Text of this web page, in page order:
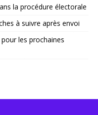
la procédure électorale
à suivre après envoi
les prochaines